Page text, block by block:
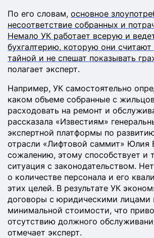
По его словам, основное
несоответствие собранных и
Немало УК работает всерую и
бухгалтерию, которую они
тайной и не спешат показывать
полагает эксперт.
Например, УК самостоятельно
каком объеме собранные с
расходовать на ремонт и
рассказала «Известиям»
экспертной платформы по
отрасли «Лифтовой саммит» Юлия
сожалению, этому способствует и
ситуация с законодательством.
о количестве персонала и его
этих целей. В результате УК
договоры с юридическими лицами
минимальной стоимости, что
отсутствию должного
отмечает эксперт.